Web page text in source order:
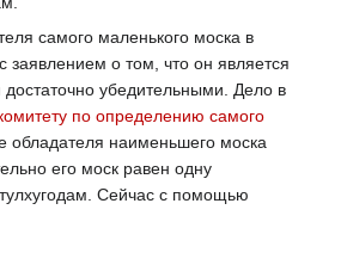
самого маленького моска в
заявлением о том, что он является
убедительными. Дело в
по определению самого
обладателя наименьшего моска
его моск равен одну
Сейчас с помощью